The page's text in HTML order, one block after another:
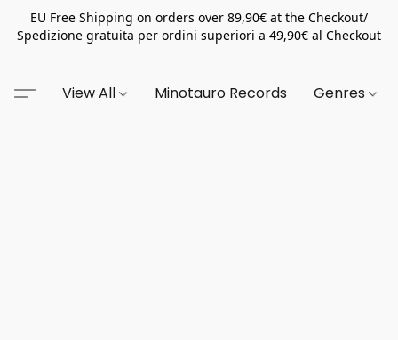
EU Free Shipping on orders over 89,90€ at the Checkout/
Spedizione gratuita per ordini superiori a 49,90€ al Checkout
View All Minotauro Records Genres